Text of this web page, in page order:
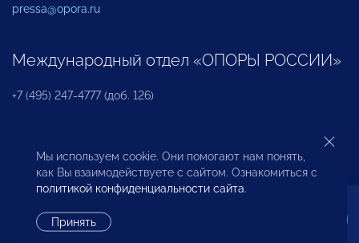
pressa@opora.ru
Международный отдел «ОПОРЫ РОССИИ»
+7 (495) 247-4777 (доб. 126)
Бюро по защите прав предпринимателей и
инвесторов
Мы используем cookie. Они помогают нам понять,
как Вы взаимодействуете с сайтом. Ознакомиться с
политикой конфиденциальности сайта.
Принять